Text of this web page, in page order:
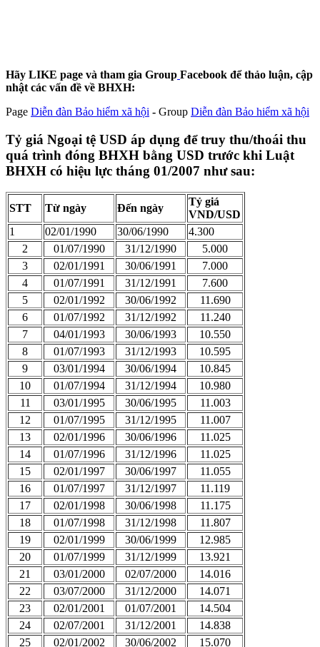
Hãy LIKE page và tham gia Group Facebook để thảo luận, cập
nhật các vấn đề về BHXH:
Page Diễn đàn Bảo hiểm xã hội - Group Diễn đàn Bảo hiểm xã hội
Tỷ giá Ngoại tệ USD áp dụng để truy thu/thoái thu
quá trình đóng BHXH bằng USD trước khi Luật
BHXH có hiệu lực tháng 01/2007 như sau:
STT Từ ngày Đến ngày
Tỷ giá
VND/USD
1
02/01/1990 30/06/1990
4.300
2
01/07/1990 31/12/1990
5.000
3
02/01/1991 30/06/1991
7.000
4
01/07/1991 31/12/1991
7.600
5
02/01/1992 30/06/1992
11.690
6
01/07/1992 31/12/1992
11.240
7
04/01/1993 30/06/1993
10.550
8
01/07/1993 31/12/1993
10.595
9
03/01/1994 30/06/1994
10.845
10
01/07/1994 31/12/1994
10.980
11
03/01/1995 30/06/1995
11.003
12
01/07/1995 31/12/1995
11.007
13
02/01/1996 30/06/1996
11.025
14
01/07/1996 31/12/1996
11.025
15
02/01/1997 30/06/1997
11.055
16
01/07/1997 31/12/1997
11.119
17
02/01/1998 30/06/1998
11.175
18
01/07/1998 31/12/1998
11.807
19
02/01/1999 30/06/1999
12.985
20
01/07/1999 31/12/1999
13.921
21
03/01/2000 02/07/2000
14.016
22
03/07/2000 31/12/2000
14.071
23
02/01/2001 01/07/2001
14.504
24
02/07/2001 31/12/2001
14.838
25
02/01/2002 30/06/2002 15.070